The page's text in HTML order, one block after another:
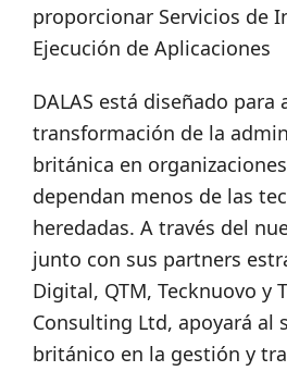
proporcionar Servicios de
Ejecución de Aplicaciones
DALAS está diseñado para
transformación de la
británica en
dependan menos de las
heredadas. A través del
junto con sus partners
Digital, QTM, Tecknuovo y
Consulting Ltd, apoyará al
británico en la gestión y